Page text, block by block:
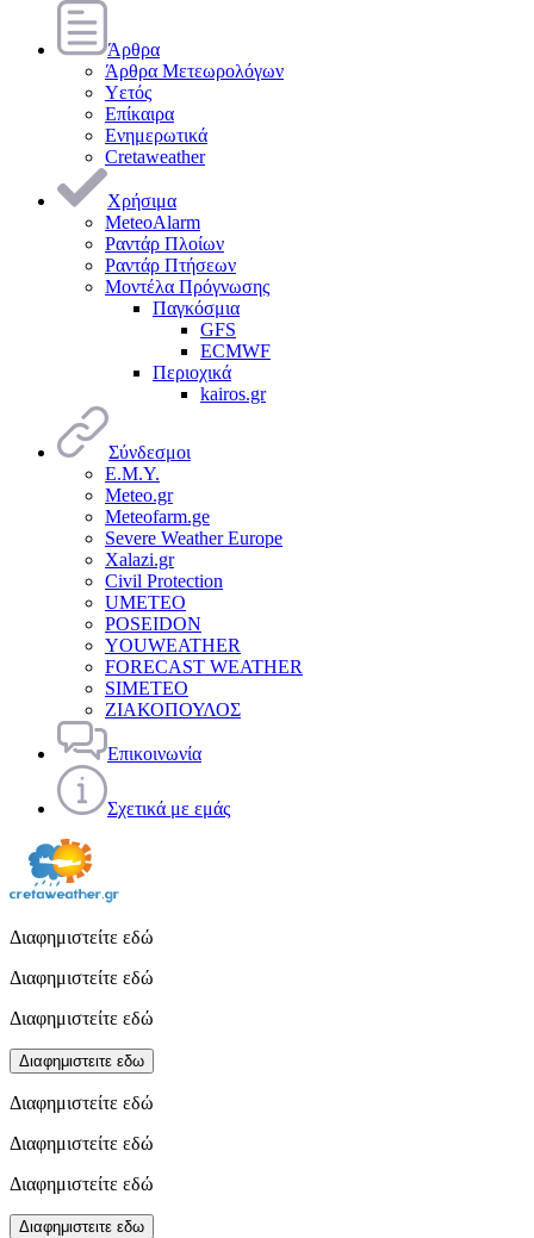
Άρθρα
Άρθρα Μετεωρολόγων
Υετός
Επίκαιρα
Ενημερωτικά
Cretaweather
Χρήσιμα
MeteoAlarm
Ραντάρ Πλοίων
Ραντάρ Πτήσεων
Μοντέλα Πρόγνωσης
Παγκόσμια
GFS
ECMWF
Περιοχικά
kairos.gr
Σύνδεσμοι
Ε.Μ.Υ.
Meteo.gr
Meteofarm.ge
Severe Weather Europe
Xalazi.gr
Civil Protection
UMETEO
POSEIDON
YOUWEATHER
FORECAST WEATHER
SIMETEO
ΖΙΑΚΟΠΟΥΛΟΣ
Επικοινωνία
Σχετικά με εμάς
Διαφημιστείτε εδώ
Διαφημιστείτε εδώ
Διαφημιστείτε εδώ
Διαφημιστειτε εδω
Διαφημιστείτε εδώ
Διαφημιστείτε εδώ
Διαφημιστείτε εδώ
Διαφημιστειτε εδω